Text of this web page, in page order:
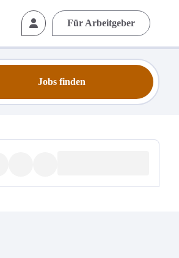
Für Arbeitgeber
Jobs finden